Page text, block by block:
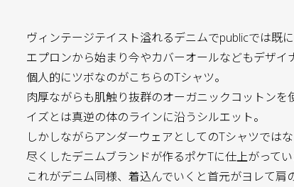
ヴィンテージテイスト溢れるデニムでpublicでは既
エプロンから始まり今やカバーオールなどもデザイ
個人的にツボなのがこちらのTシャツ。
肉厚ながらも肌触り抜群のオーガニックコットン
イズとは真逆の体のラインに沿うシルエット。
しかしながらアンダーウェアとしてのTシャツでは
尽くしたデニムブランドが作るポケTに仕上がってい
これがデニム同様、着込んでいくと首元がヨレて